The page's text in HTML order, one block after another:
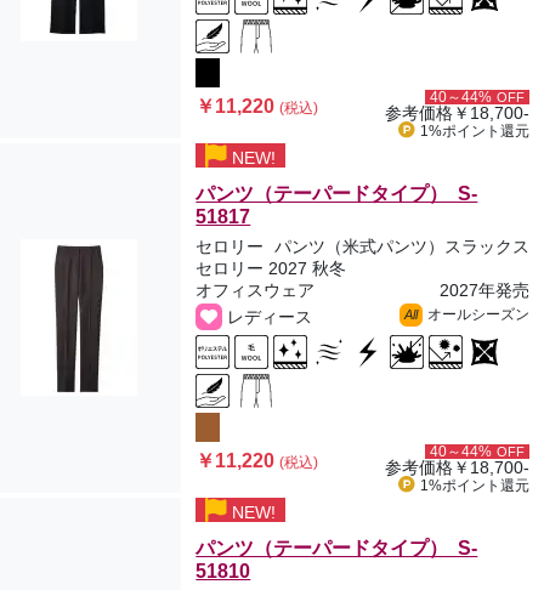
￥11,220(税込)
40～44% OFF
参考価格￥18,700-
1%ポイント 還元
NEW!
パンツ（テーパードタイプ） S-
51817
セロリー
パンツ（米式パンツ）スラックス
セロリー 2027 秋冬
オフィスウェア
2027年発売
レディース
All オールシーズン
￥11,220(税込)
40～44% OFF
参考価格￥18,700-
1%ポイント 還元
NEW!
パンツ（テーパードタイプ） S-
51810